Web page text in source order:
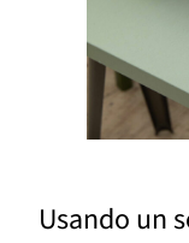
Usando un